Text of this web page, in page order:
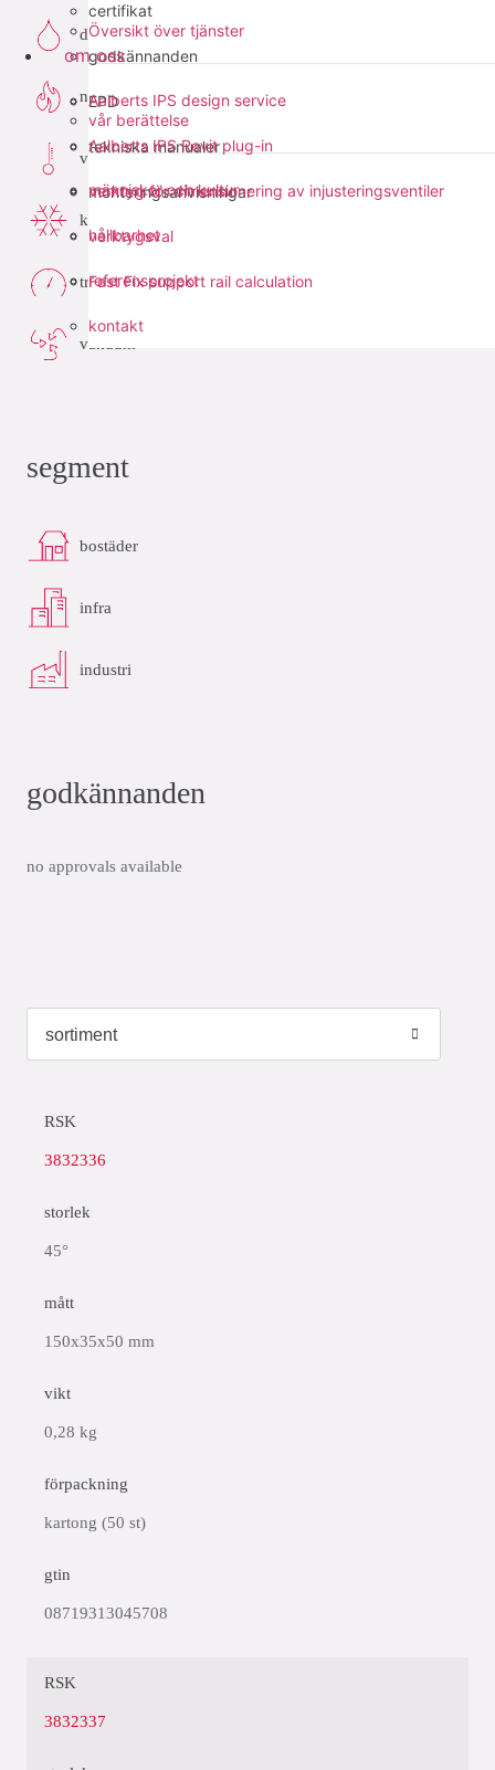
certifikat
godkännanden
EPD
tekniska manualer
monteringsanvisningar
Översikt över tjänster
Aalberts IPS design service
Aalberts IPS Revit plug-in
verktyg för dimensionering av injusteringsventiler
verktygsval
Fast Fix support rail calculation
om oss
vår berättelse
människor och kultur
hållbarhet
referensprojekt
kontakt
dricksvatten
naturgas
värme
kyla
tryckluft
vakuum
segment
bostäder
infra
industri
godkännanden
no approvals available
RSK
3832336
storlek
45°
mått
150x35x50 mm
vikt
0,28 kg
förpackning
kartong (50 st)
gtin
08719313045708
RSK
3832337